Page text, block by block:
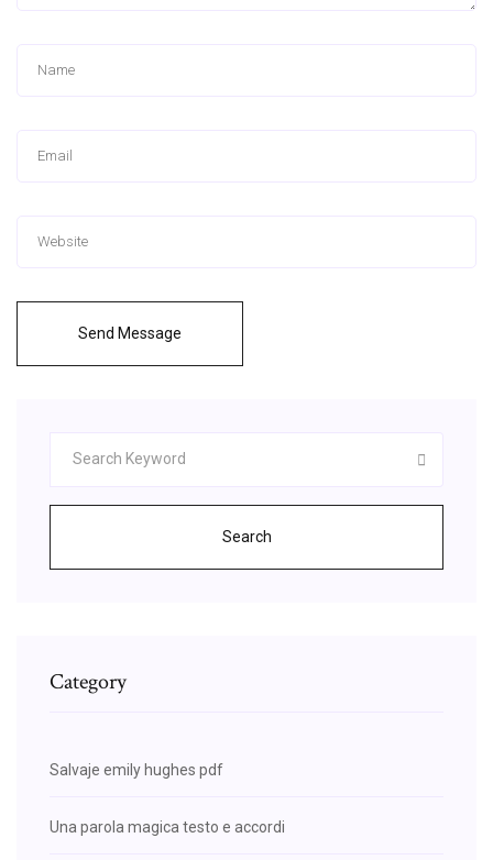
Send Message
Search
Category
Salvaje emily hughes pdf
Una parola magica testo e accordi